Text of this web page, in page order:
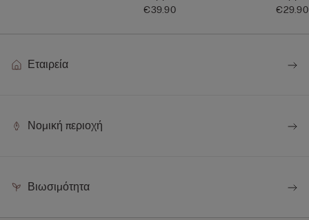
€39.90
€29.90
Εταιρεία
Νομική περιοχή
Βιωσιμότητα